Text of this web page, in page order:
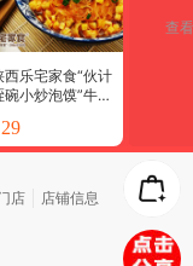
西乐宅家食“伙计
碗小炒泡馍”牛肉
/3盒装】
29
查
店 店铺信息